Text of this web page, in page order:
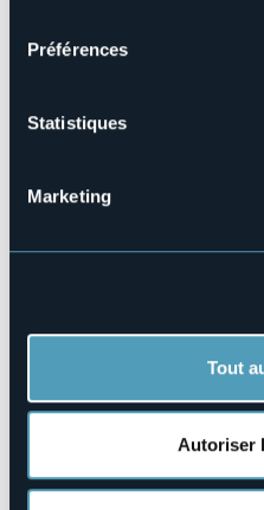
Préférences
Statistiques
Marketing
Tout
Autoriser
Codice CIR
103056-RIE-00001
Fraz. Crego, 6
Ouvrir la carte